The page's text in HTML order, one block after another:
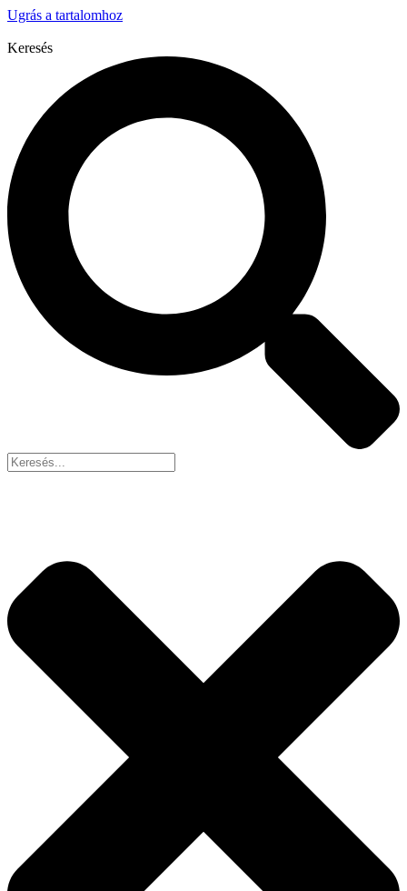
Ugrás a tartalomhoz
Keresés